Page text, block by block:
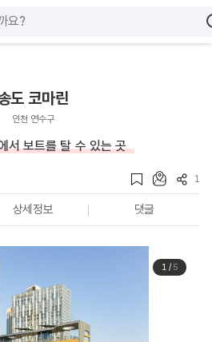
도 코마린
인천 연수구
서 보트를 탈 수 있는 곳
1
상세정보 댓글
1/ 5